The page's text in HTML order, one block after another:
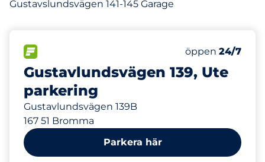
Gustavslundsvägen 141-145 Garage
Gustavlundsvägen 139, Ute
parkering
Gustavlundsvägen 139B
167 51 Bromma
Antal
Totalt antal
Torsdag&nbsp
öppen 24/7
89 m
Parkera här